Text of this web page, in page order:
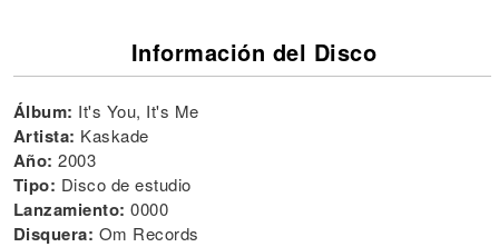
Información del Disco
Álbum: It's You, It's Me
Artista: Kaskade
Año: 2003
Tipo: Disco de estudio
Lanzamiento: 0000
Disquera: Om Records